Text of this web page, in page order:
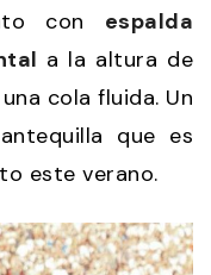
con espalda
a la altura de
cola fluida. Un
que es
este verano.